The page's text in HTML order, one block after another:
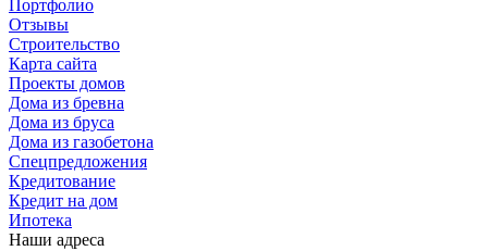
Портфолио
Отзывы
Строительство
Карта сайта
Проекты домов
Дома из бревна
Дома из бруса
Дома из газобетона
Спецпредложения
Кредитование
Кредит на дом
Ипотека
Наши адреса